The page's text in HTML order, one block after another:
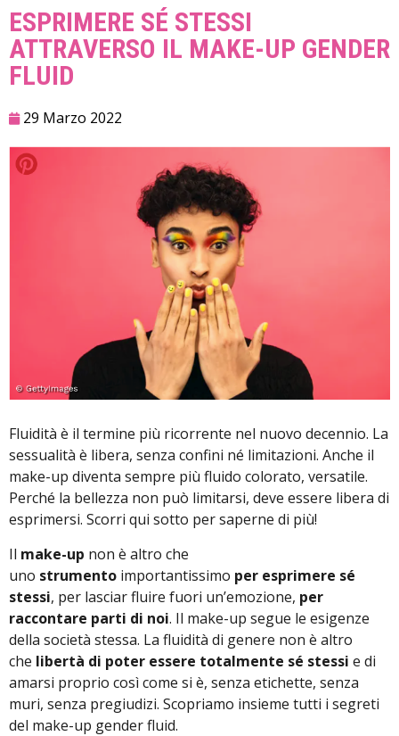
ESPRIMERE SÉ STESSI
ATTRAVERSO IL MAKE-UP GENDER
FLUID
29 Marzo 2022
Fluidità è il termine più ricorrente nel nuovo decennio. La
sessualità è libera, senza confini né limitazioni. Anche il
make-up diventa sempre più fluido colorato, versatile.
Perché la bellezza non può limitarsi, deve essere libera di
esprimersi. Scorri qui sotto per saperne di più!
Il make-up non è altro che
uno strumento importantissimo per esprimere sé
stessi, per lasciar fluire fuori un’emozione, per
raccontare parti di noi. Il make-up segue le esigenze
della società stessa. La fluidità di genere non è altro
che libertà di poter essere totalmente sé stessi e di
amarsi proprio così come si è, senza etichette, senza
muri, senza pregiudizi. Scopriamo insieme tutti i segreti
del make-up gender fluid.